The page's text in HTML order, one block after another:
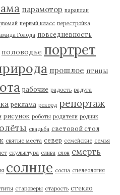
парамотор параплан
первый класс перестройка
Голода повседневность
половодье портрет
прошлое птицы
рабочие радость радуга
реклама рекорд репортаж
рисунок роботы родители родник
свадьба световой стол
святые места север семейские семья
скульптура слива слон смерть
солнце сосна спелеология
староверы старость стекло